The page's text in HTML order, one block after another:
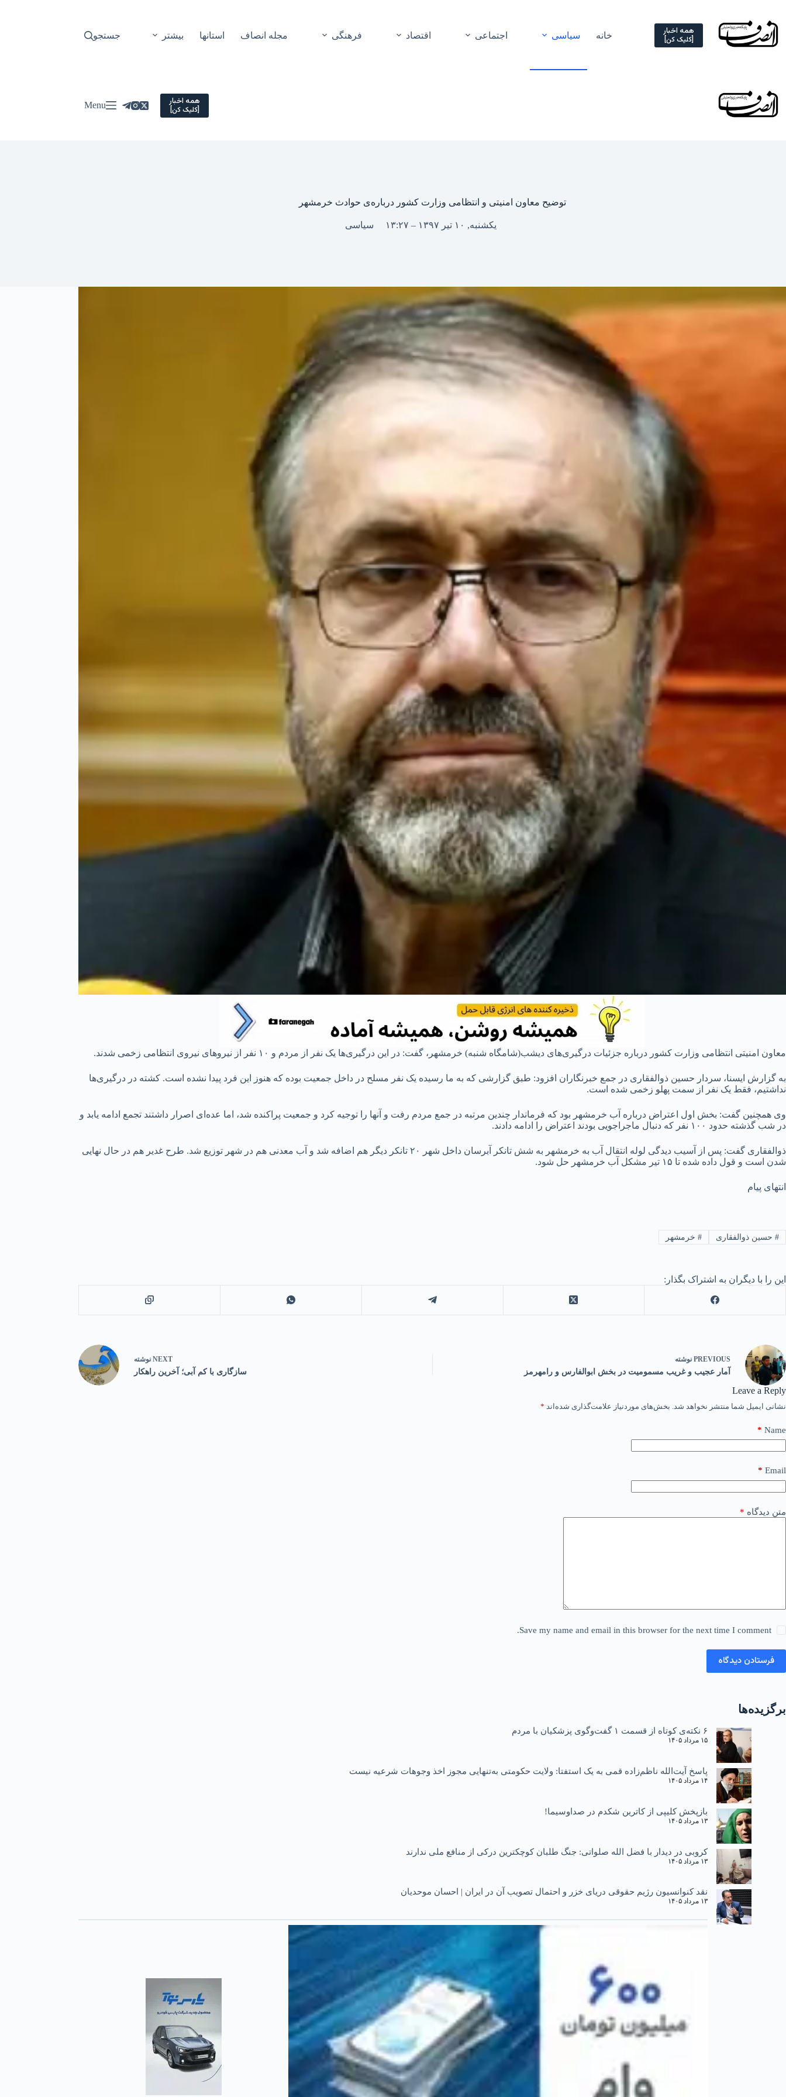
content
همه اخبار
[کلیک کن] خانه سیاسی اجتماعی اقتصاد فرهنگی مجله انصاف استانها بیشتر جستجو
همه اخبار
[کلیک کن] Menu
توضیح معاون امنیتی و انتظامی وزارت کشور درباره‌ی حوادث خرمشهر
یکشنبه, ۱۰ تیر ۱۳۹۷ – ۱۳:۲۷ سیاسی
معاون امنیتی انتظامی وزارت کشور درباره جزئیات درگیری‌های دیشب(شامگاه شنبه) خرمشهر، گفت: در این درگیری‌ها یک نفر از مردم و ۱۰ نفر از نیروهای نیروی انتظامی زخمی شدند.
به گزارش ایسنا، سردار حسین ذوالفقاری در جمع خبرنگاران افزود: طبق گزارشی که به ما رسیده یک نفر مسلح در داخل جمعیت بوده که هنوز این فرد پیدا نشده است. کشته در درگیری‌ها
نداشتیم، فقط یک نفر از سمت پهلو زخمی شده است.
وی همچنین گفت: بخش اول اعتراض درباره آب خرمشهر بود که فرماندار چندین مرتبه در جمع مردم رفت و آنها را توجیه کرد و جمعیت پراکنده شد، اما عده‌ای اصرار داشتند تجمع ادامه یابد و
در شب گذشته حدود ۱۰۰ نفر که دنبال ماجراجویی بودند اعتراض را ادامه دادند.
ذوالفقاری گفت: پس از آسیب دیدگی لوله انتقال آب به خرمشهر به شش تانکر آبرسان داخل شهر ۲۰ تانکر دیگر هم اضافه شد و آب معدنی هم در شهر توزیع شد. طرح غدیر هم در حال نهایی
شدن است و قول داده شده تا ۱۵ تیر مشکل آب خرمشهر حل شود.
انتهای پیام
#حسین ذوالفقاری #خرمشهر
این را با دیگران به اشتراک بگذار:
PREVIOUS نوشته
آمار عجیب و غریب مسمومیت در بخش ابوالفارس و رامهرمز
NEXT نوشته
سازگاری با کم آبی؛ آخرین راهکار
Leave a Reply
نشانی ایمیل شما منتشر نخواهد شد. بخش‌های موردنیاز علامت‌گذاری شده‌اند *
Name
*
Email
*
متن دیدگاه *
Save my name and email in this browser for the next time I comment.
فرستادن دیدگاه
برگزیده‌ها
۶ نکته‌ی کوتاه از قسمت ۱ گفت‌وگوی پزشکیان با مردم
۱۵ مرداد ۱۴۰۵
پاسخ آیت‌الله ناظم‌زاده قمی به یک استفتا: ولایت حکومتی به‌تنهایی مجوز اخذ وجوهات شرعیه نیست
۱۴ مرداد ۱۴۰۵
بازپخش کلیپی از کاترین شکدم در صداوسیما!
۱۳ مرداد ۱۴۰۵
کروبی در دیدار با فضل الله صلواتی: جنگ طلبان کوچکترین درکی از منافع ملی ندارند
۱۳ مرداد ۱۴۰۵
نقد کنوانسیون رژیم حقوقی دریای خزر و احتمال تصویب آن در ایران | احسان موحدیان
۱۳ مرداد ۱۴۰۵